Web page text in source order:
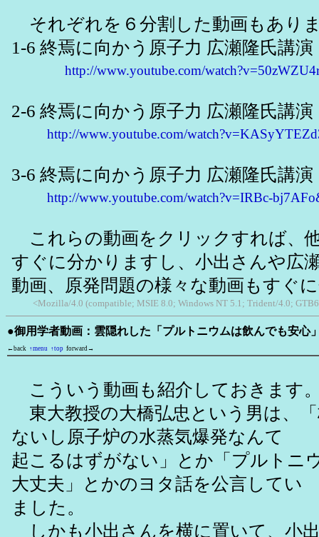
それぞれを６分割した動画もあり
1-6 終焉に向かう原子力 広瀬隆氏講演
http://www.youtube.com/
2-6 終焉に向かう原子力 広瀬隆氏講演
http://www.youtube.com/
3-6 終焉に向かう原子力 広瀬隆氏講演
http://www.youtube.com/watch?v=IRBc-
これらの動画をクリックすれば、
すぐに分かりますし、小出さんや広
動画、原発問題の様々な動画もすぐ
<Mozilla/4.0 (compatible; MSIE 8.0; Windows NT 5.1; Trident/4.0;
●御用学者動画：雲隠れした「プルトニウムは飲んでも安心
←back ↑menu ↑top forward→
こういう動画も紹介しておきます
東大教授の大橋弘忠という男は、
ないし原子炉の水蒸気爆発なんて
起こるはずがない」とか「プルトニ
大丈夫」とかのヨタ話を公言してい
ました。
しかも小出さんを横に置いて、小